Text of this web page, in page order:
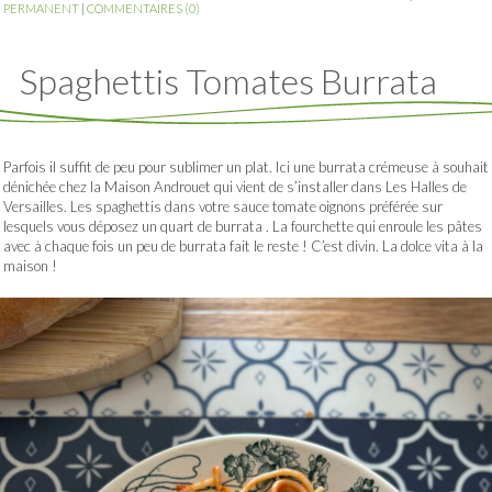
PERMANENT | COMMENTAIRES (0)
Spaghettis Tomates Burrata
Parfois il suffit de peu pour sublimer un plat. Ici une burrata crémeuse à souhait
dénichée chez la Maison Androuet qui vient de s’installer dans Les Halles de
Versailles. Les spaghettis dans votre sauce tomate oignons préférée sur
lesquels vous déposez un quart de burrata . La fourchette qui enroule les pâtes
avec à chaque fois un peu de burrata fait le reste ! C’est divin. La dolce vita à la
maison !